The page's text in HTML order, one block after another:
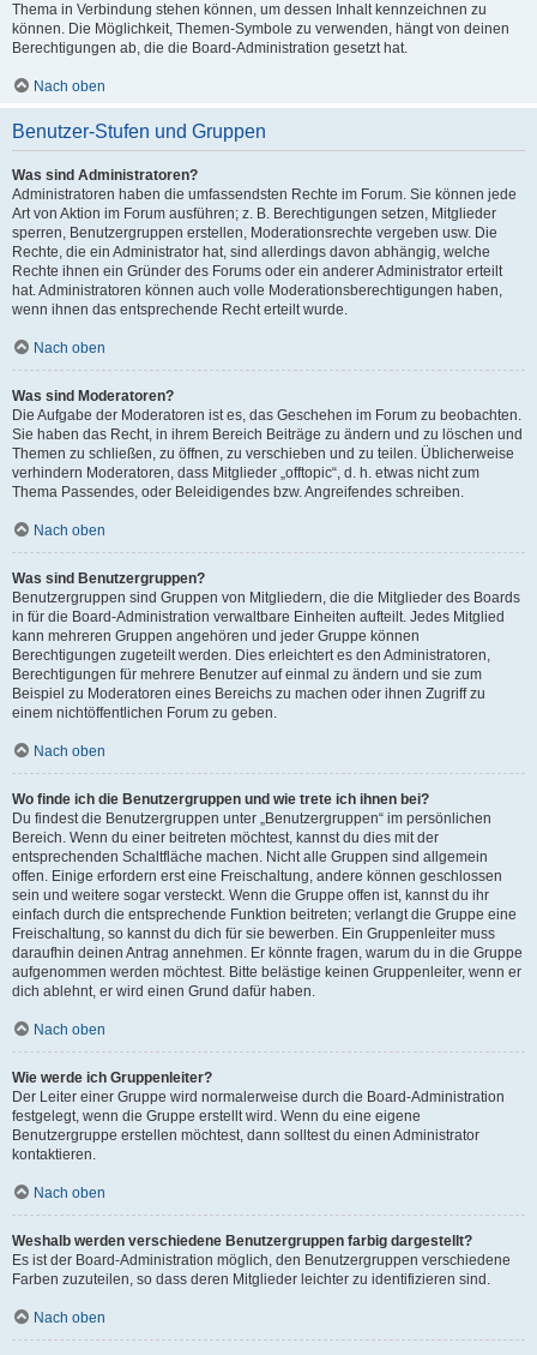
Thema in Verbindung stehen können, um dessen Inhalt kennzeichnen zu
können. Die Möglichkeit, Themen-Symbole zu verwenden, hängt von deinen
Berechtigungen ab, die die Board-Administration gesetzt hat.
Nach oben
Benutzer-Stufen und Gruppen
Was sind Administratoren?
Administratoren haben die umfassendsten Rechte im Forum. Sie können jede
Art von Aktion im Forum ausführen; z. B. Berechtigungen setzen, Mitglieder
sperren, Benutzergruppen erstellen, Moderationsrechte vergeben usw. Die
Rechte, die ein Administrator hat, sind allerdings davon abhängig, welche
Rechte ihnen ein Gründer des Forums oder ein anderer Administrator erteilt
hat. Administratoren können auch volle Moderationsberechtigungen haben,
wenn ihnen das entsprechende Recht erteilt wurde.
Nach oben
Was sind Moderatoren?
Die Aufgabe der Moderatoren ist es, das Geschehen im Forum zu beobachten.
Sie haben das Recht, in ihrem Bereich Beiträge zu ändern und zu löschen und
Themen zu schließen, zu öffnen, zu verschieben und zu teilen. Üblicherweise
verhindern Moderatoren, dass Mitglieder „offtopic“, d. h. etwas nicht zum
Thema Passendes, oder Beleidigendes bzw. Angreifendes schreiben.
Nach oben
Was sind Benutzergruppen?
Benutzergruppen sind Gruppen von Mitgliedern, die die Mitglieder des Boards
in für die Board-Administration verwaltbare Einheiten aufteilt. Jedes Mitglied
kann mehreren Gruppen angehören und jeder Gruppe können
Berechtigungen zugeteilt werden. Dies erleichtert es den Administratoren,
Berechtigungen für mehrere Benutzer auf einmal zu ändern und sie zum
Beispiel zu Moderatoren eines Bereichs zu machen oder ihnen Zugriff zu
einem nichtöffentlichen Forum zu geben.
Nach oben
Wo finde ich die Benutzergruppen und wie trete ich ihnen bei?
Du findest die Benutzergruppen unter „Benutzergruppen“ im persönlichen
Bereich. Wenn du einer beitreten möchtest, kannst du dies mit der
entsprechenden Schaltfläche machen. Nicht alle Gruppen sind allgemein
offen. Einige erfordern erst eine Freischaltung, andere können geschlossen
sein und weitere sogar versteckt. Wenn die Gruppe offen ist, kannst du ihr
einfach durch die entsprechende Funktion beitreten; verlangt die Gruppe eine
Freischaltung, so kannst du dich für sie bewerben. Ein Gruppenleiter muss
daraufhin deinen Antrag annehmen. Er könnte fragen, warum du in die Gruppe
aufgenommen werden möchtest. Bitte belästige keinen Gruppenleiter, wenn er
dich ablehnt, er wird einen Grund dafür haben.
Nach oben
Wie werde ich Gruppenleiter?
Der Leiter einer Gruppe wird normalerweise durch die Board-Administration
festgelegt, wenn die Gruppe erstellt wird. Wenn du eine eigene
Benutzergruppe erstellen möchtest, dann solltest du einen Administrator
kontaktieren.
Nach oben
Weshalb werden verschiedene Benutzergruppen farbig dargestellt?
Es ist der Board-Administration möglich, den Benutzergruppen verschiedene
Farben zuzuteilen, so dass deren Mitglieder leichter zu identifizieren sind.
Nach oben